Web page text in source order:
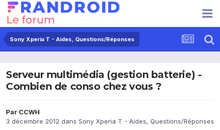
Sony Xperia T - Aides, Questions/Réponses
Serveur multimédia (gestion batterie) -
Combien de conso chez vous ?
Par CCWH
3 décembre 2012 dans Sony Xperia T - Aides, Questions/Réponses